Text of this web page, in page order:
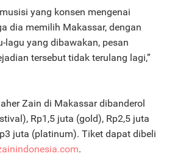
yang konsen mengenai
dia memilih Makassar, dengan
lagu yang dibawakan, pesan
tersebut tidak terulang lagi,”
Zain di Makassar dibanderol
Rp1,5 juta (gold), Rp2,5 juta
juta (platinum). Tiket dapat dibeli
.